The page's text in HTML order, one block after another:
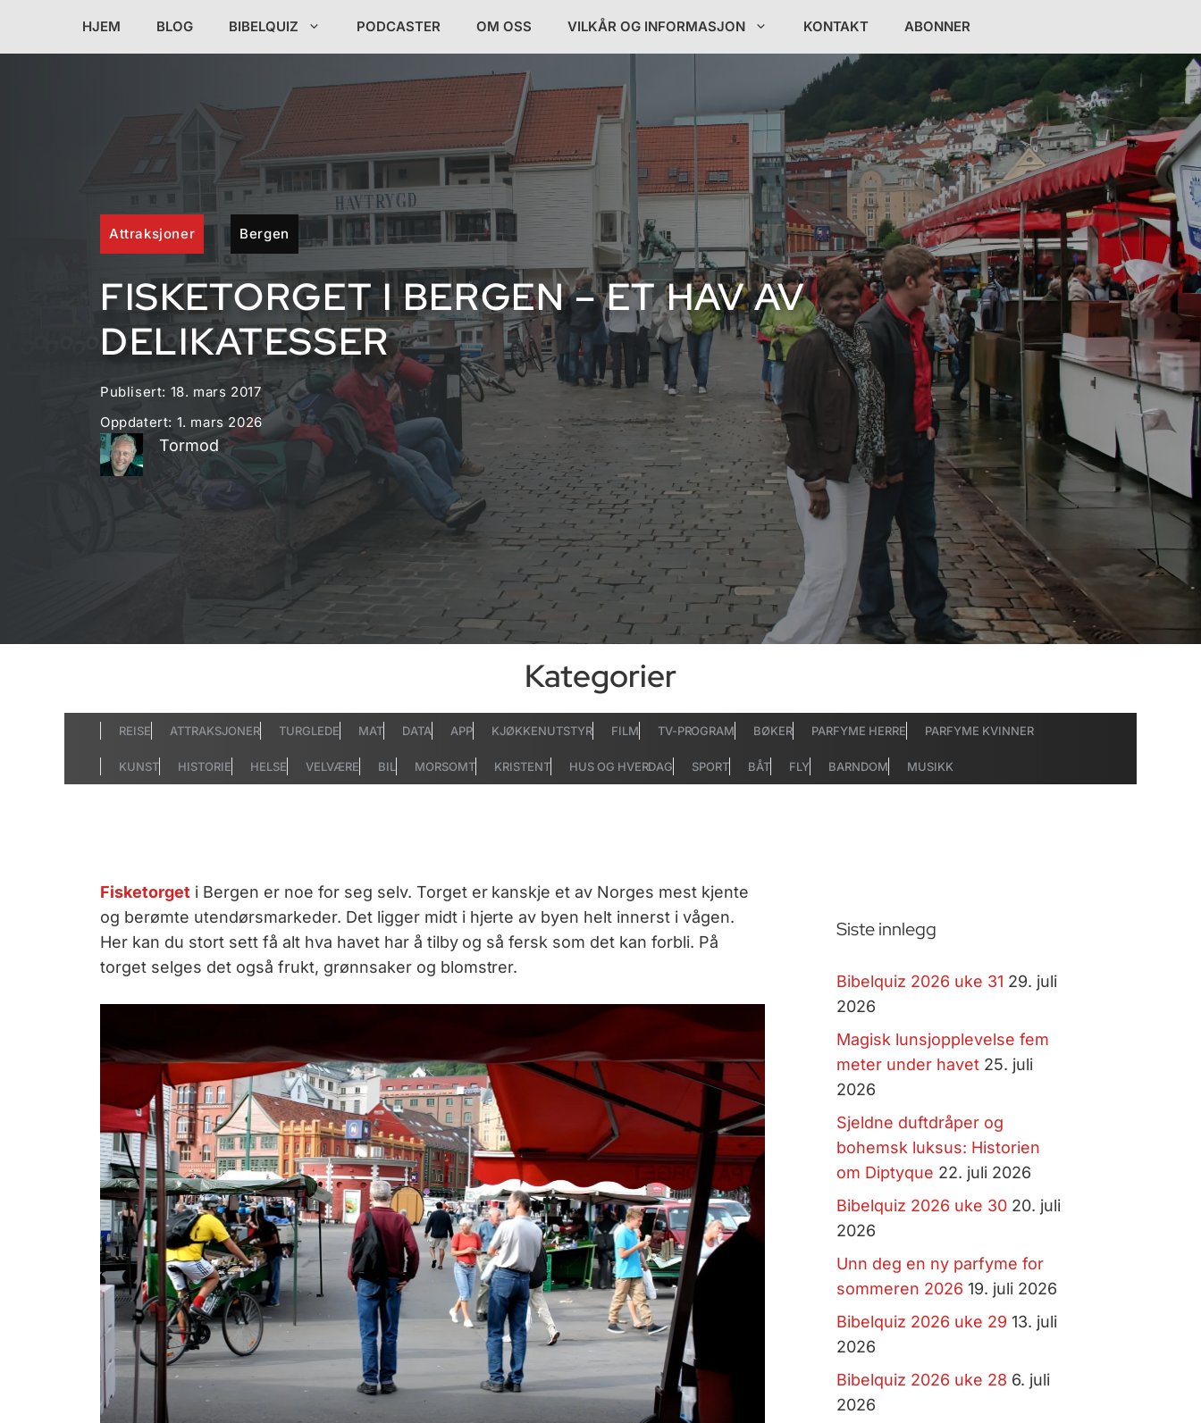
HJEM BLOG BIBELQUIZ PODCASTER OM OSS VILKÅR OG INFORMASJON KONTAKT ABONNER
Attraksjoner Bergen
FISKETORGET I BERGEN – ET HAV AV
DELIKATESSER
Publisert: 18. mars 2017
Oppdatert: 1. mars 2026
Tormod
Kategorier
REISE ATTRAKSJONER TURGLEDE MAT DATA APP KJØKKENUTSTYR FILM TV-PROGRAM BØKER PARFYME HERRE PARFYME KVINNER
KUNST HISTORIE HELSE VELVÆRE BIL MORSOMT KRISTENT HUS OG HVERDAG SPORT BÅT FLY BARNDOM MUSIKK
Fisketorget i Bergen er noe for seg selv. Torget er kanskje et av Norges mest kjente
og berømte utendørsmarkeder. Det ligger midt i hjerte av byen helt innerst i vågen.
Her kan du stort sett få alt hva havet har å tilby og så fersk som det kan forbli. På
torget selges det også frukt, grønnsaker og blomstrer.
Siste innlegg
Bibelquiz 2026 uke 31 29. juli
2026
Magisk lunsjopplevelse fem
meter under havet 25. juli
2026
Sjeldne duftdråper og
bohemsk luksus: Historien
om Diptyque 22. juli 2026
Bibelquiz 2026 uke 30 20. juli
2026
Unn deg en ny parfyme for
sommeren 2026 19. juli 2026
Bibelquiz 2026 uke 29 13. juli
2026
Bibelquiz 2026 uke 28 6. juli
2026